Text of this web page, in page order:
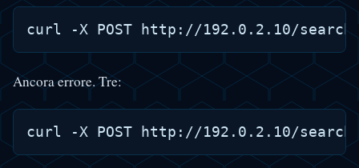
Ancora errore. Tre: